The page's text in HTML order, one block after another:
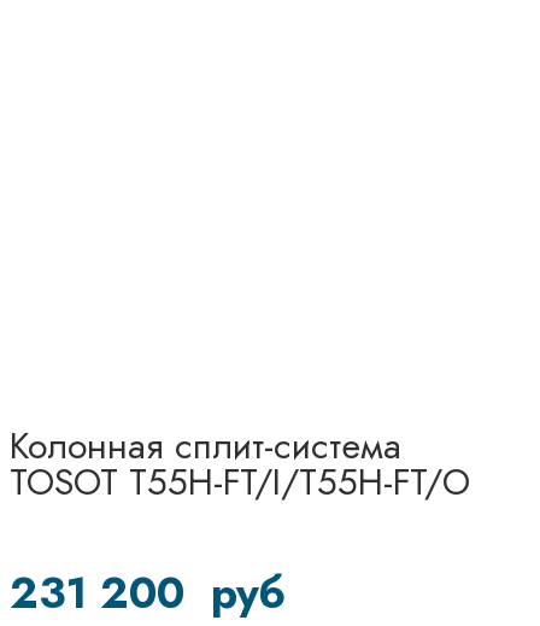
Колонная сплит-система
TOSOT Т55H-FT/I/Т55H-FT/O
231 200 руб